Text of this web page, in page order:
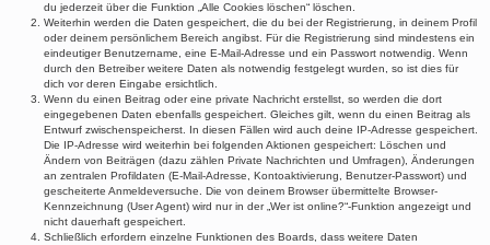
du jederzeit über die Funktion „Alle Cookies löschen“ löschen.
Weiterhin werden die Daten gespeichert, die du bei der Registrierung, in deinem Profil
oder deinem persönlichem Bereich angibst. Für die Registrierung sind mindestens ein
eindeutiger Benutzername, eine E-Mail-Adresse und ein Passwort notwendig. Wenn
durch den Betreiber weitere Daten als notwendig festgelegt wurden, so ist dies für
dich vor deren Eingabe ersichtlich.
Wenn du einen Beitrag oder eine private Nachricht erstellst, so werden die dort
eingegebenen Daten ebenfalls gespeichert. Gleiches gilt, wenn du einen Beitrag als
Entwurf zwischenspeicherst. In diesen Fällen wird auch deine IP-Adresse gespeichert.
Die IP-Adresse wird weiterhin bei folgenden Aktionen gespeichert: Löschen und
Ändern von Beiträgen (dazu zählen Private Nachrichten und Umfragen), Änderungen
an zentralen Profildaten (E-Mail-Adresse, Kontoaktivierung, Benutzer-Passwort) und
gescheiterte Anmeldeversuche. Die von deinem Browser übermittelte Browser-
Kennzeichnung (User Agent) wird nur in der „Wer ist online?“-Funktion angezeigt und
nicht dauerhaft gespeichert.
Schließlich erfordern einzelne Funktionen des Boards, dass weitere Daten